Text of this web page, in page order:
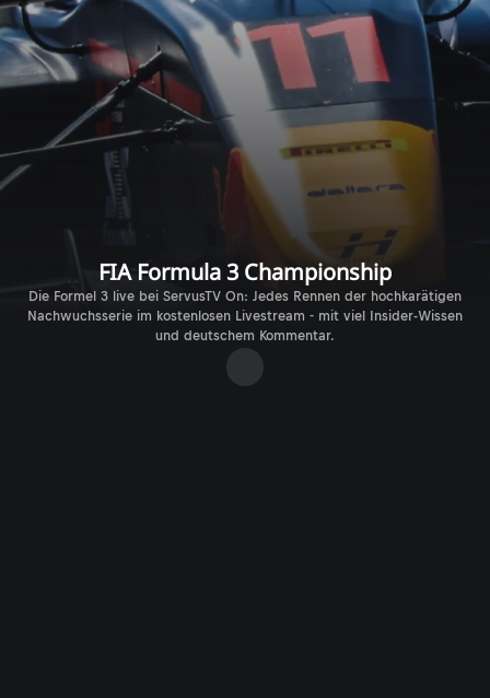
FIA Formula 3 Championship
Die Formel 3 live bei ServusTV On: Jedes Rennen der hochkarätigen
Nachwuchsserie im kostenlosen Livestream - mit viel Insider-Wissen
und deutschem Kommentar.